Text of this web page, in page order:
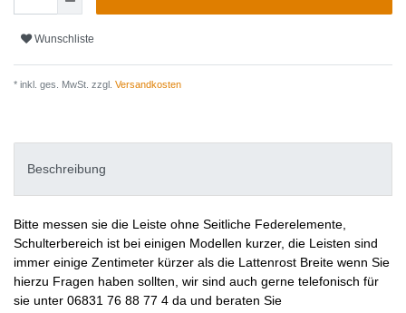
Wunschliste
* inkl. ges. MwSt. zzgl. Versandkosten
Beschreibung
Bitte messen sie die Leiste ohne Seitliche Federelemente,
Schulterbereich ist bei einigen Modellen kurzer, die Leisten sind
immer einige Zentimeter kürzer als die Lattenrost Breite wenn Sie
hierzu Fragen haben sollten, wir sind auch gerne telefonisch für
sie unter 06831 76 88 77 4 da und beraten Sie